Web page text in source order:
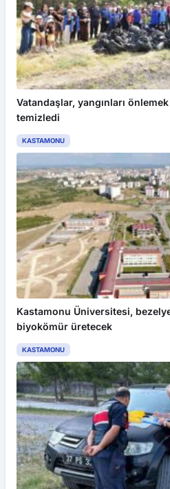
Vatandaşlar, yangınları
temizledi
KASTAMONU
Kastamonu Üniversitesi,
biyokömür üretecek
KASTAMONU